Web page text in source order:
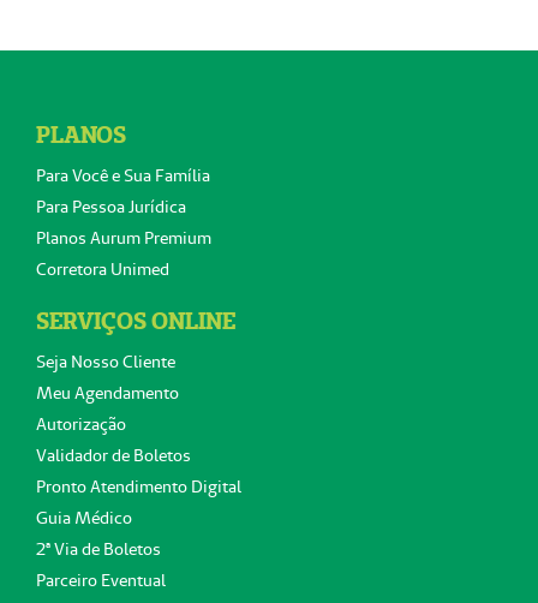
PLANOS
Para Você e Sua Família
Para Pessoa Jurídica
Planos Aurum Premium
Corretora Unimed
SERVIÇOS ONLINE
Seja Nosso Cliente
Meu Agendamento
Autorização
Validador de Boletos
Pronto Atendimento Digital
Guia Médico
2ª Via de Boletos
Parceiro Eventual